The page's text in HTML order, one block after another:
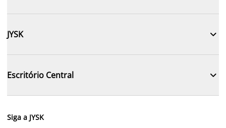
JYSK 
Escritório Central 
Siga a JYSK